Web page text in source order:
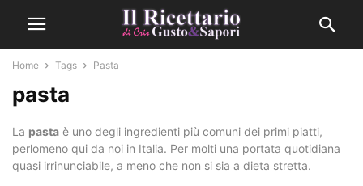
Home Tags Pasta
pasta
La pasta è uno degli ingredienti più comuni dei primi piatti,
perlomeno qui da noi in Italia. Per molti una portata quotidiana
quasi irrinunciabile, a meno che non si sia a dieta stretta.